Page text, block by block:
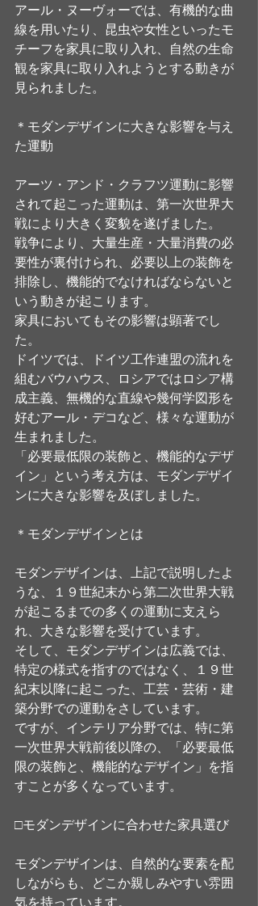
アール・ヌーヴォーでは、有機的な曲
線を用いたり、昆虫や女性といったモ
チーフを家具に取り入れ、自然の生命
観を家具に取り入れようとする動きが
見られました。
＊モダンデザインに大きな影響を与え
た運動
アーツ・アンド・クラフツ運動に影響
されて起こった運動は、第一次世界大
戦により大きく変貌を遂げました。
戦争により、大量生産・大量消費の必
要性が裏付けられ、必要以上の装飾を
排除し、機能的でなければならないと
いう動きが起こります。
家具においてもその影響は顕著でし
た。
ドイツでは、ドイツ工作連盟の流れを
組むバウハウス、ロシアではロシア構
成主義、無機的な直線や幾何学図形を
好むアール・デコなど、様々な運動が
生まれました。
「必要最低限の装飾と、機能的なデザ
イン」という考え方は、モダンデザイ
ンに大きな影響を及ぼしました。
＊モダンデザインとは
モダンデザインは、上記で説明したよ
うな、１９世紀末から第二次世界大戦
が起こるまでの多くの運動に支えら
れ、大きな影響を受けています。
そして、モダンデザインは広義では、
特定の様式を指すのではなく、１９世
紀末以降に起こった、工芸・芸術・建
築分野での運動をさしています。
ですが、インテリア分野では、特に第
一次世界大戦前後以降の、「必要最低
限の装飾と、機能的なデザイン」を指
すことが多くなっています。
□モダンデザインに合わせた家具選び
モダンデザインは、自然的な要素を配
しながらも、どこか親しみやすい雰囲